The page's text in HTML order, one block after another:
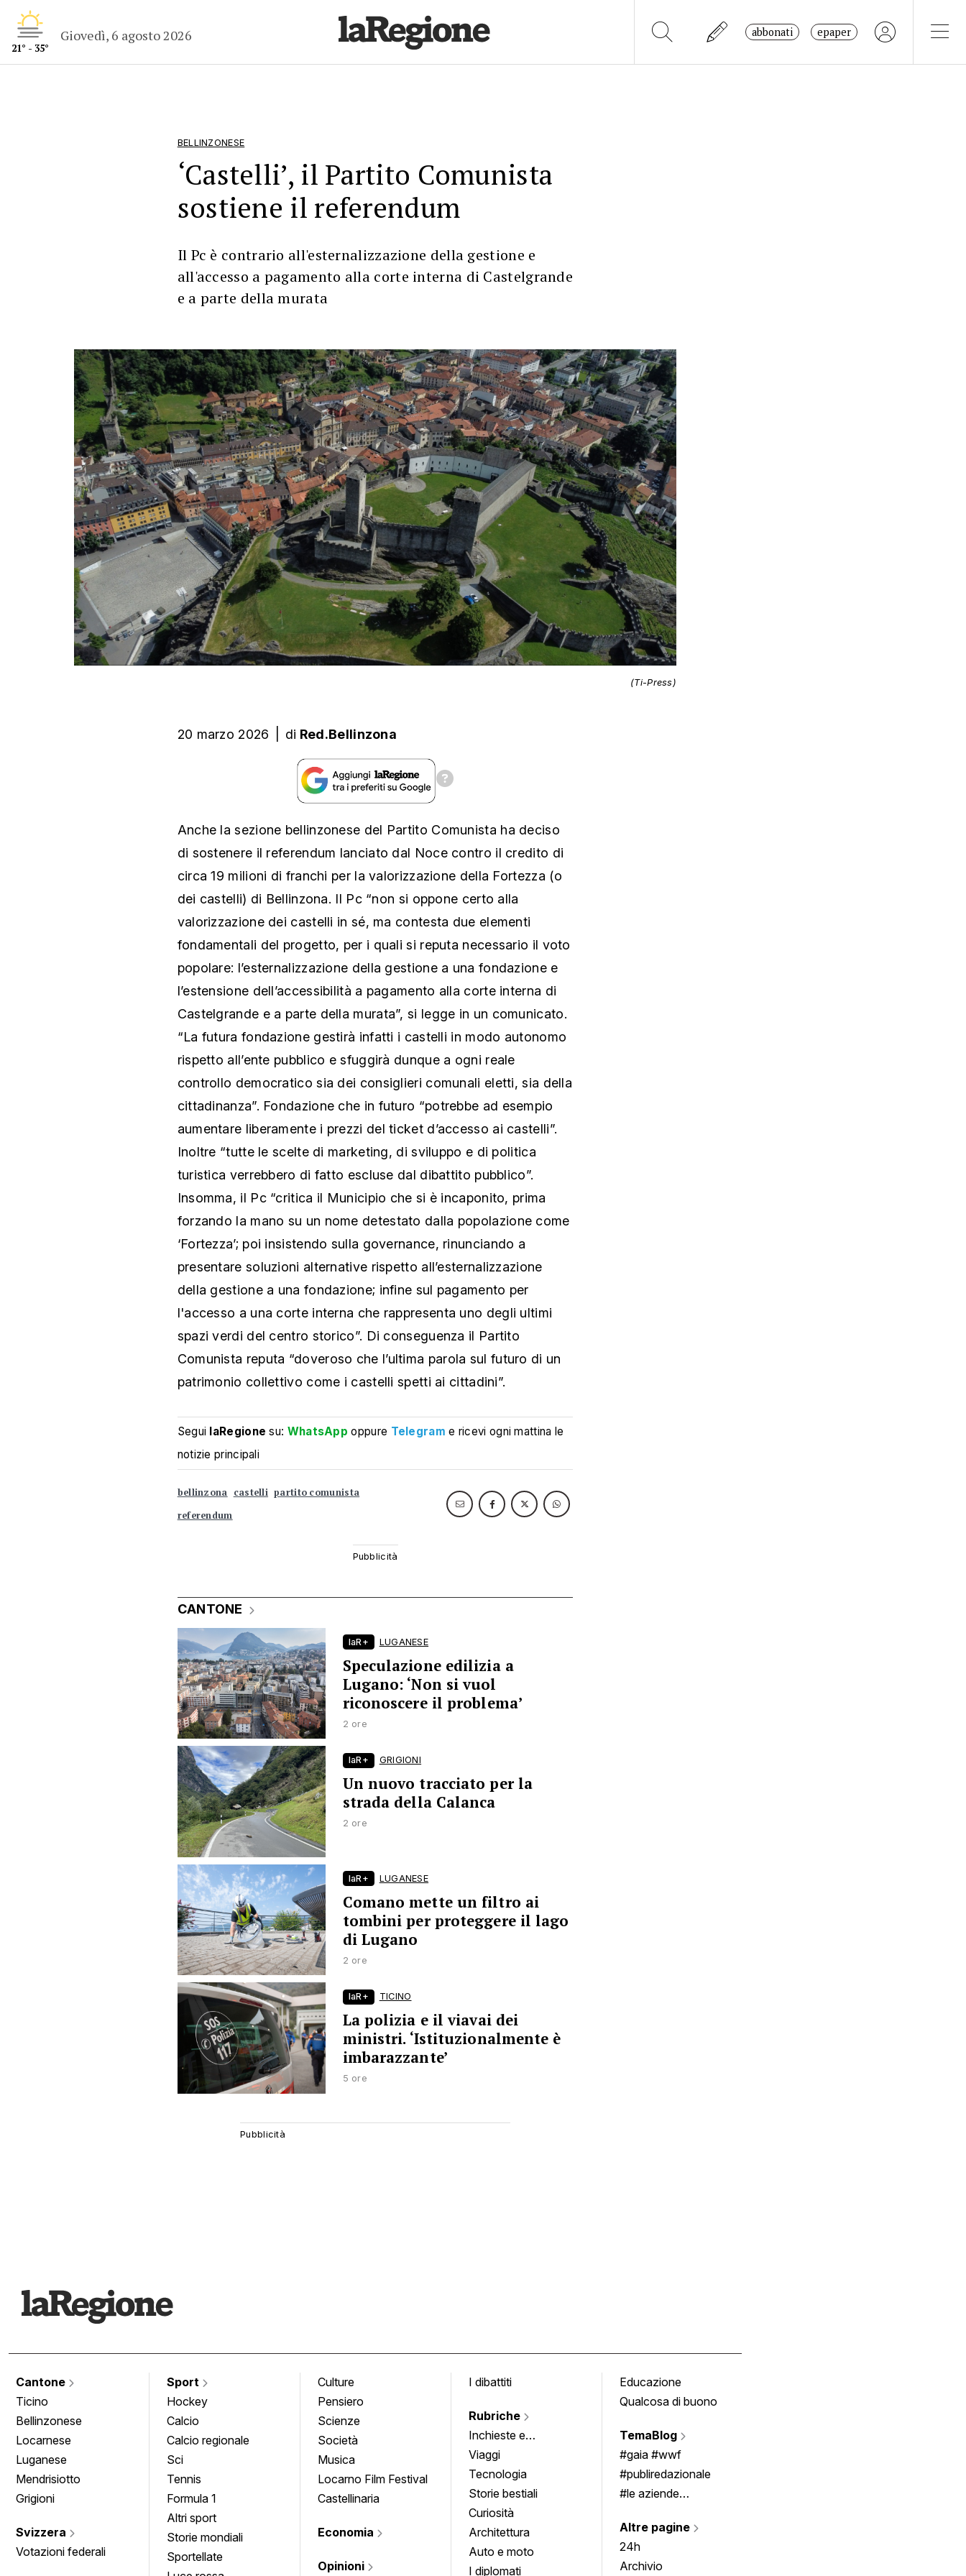
21° - 35°
Giovedì, 6 agosto 2026 abbonati epaper
BELLINZONESE
‘Castelli’, il Partito Comunista
sostiene il referendum
Il Pc è contrario all'esternalizzazione della gestione e
all'accesso a pagamento alla corte interna di Castelgrande
e a parte della murata
(Ti-Press)
20 marzo 2026 di Red.Bellinzona
Anche la sezione bellinzonese del Partito Comunista ha deciso
di sostenere il referendum lanciato dal Noce contro il credito di
circa 19 milioni di franchi per la valorizzazione della Fortezza (o
dei castelli) di Bellinzona. Il Pc “non si oppone certo alla
valorizzazione dei castelli in sé, ma contesta due elementi
fondamentali del progetto, per i quali si reputa necessario il voto
popolare: l’esternalizzazione della gestione a una fondazione e
l’estensione dell’accessibilità a pagamento alla corte interna di
Castelgrande e a parte della murata”, si legge in un comunicato.
“La futura fondazione gestirà infatti i castelli in modo autonomo
rispetto all’ente pubblico e sfuggirà dunque a ogni reale
controllo democratico sia dei consiglieri comunali eletti, sia della
cittadinanza”. Fondazione che in futuro “potrebbe ad esempio
aumentare liberamente i prezzi del ticket d’accesso ai castelli”.
Inoltre “tutte le scelte di marketing, di sviluppo e di politica
turistica verrebbero di fatto escluse dal dibattito pubblico”.
Insomma, il Pc “critica il Municipio che si è incaponito, prima
forzando la mano su un nome detestato dalla popolazione come
‘Fortezza’; poi insistendo sulla governance, rinunciando a
presentare soluzioni alternative rispetto all’esternalizzazione
della gestione a una fondazione; infine sul pagamento per
l'accesso a una corte interna che rappresenta uno degli ultimi
spazi verdi del centro storico”. Di conseguenza il Partito
Comunista reputa “doveroso che l’ultima parola sul futuro di un
patrimonio collettivo come i castelli spetti ai cittadini”.
Segui laRegione su: WhatsApp oppure Telegram e ricevi ogni mattina le
notizie principali
bellinzona castelli partito comunista
referendum
CANTONE
laR+ LUGANESE
Speculazione edilizia a
Lugano: ‘Non si vuol
riconoscere il problema’
2 ore
laR+ GRIGIONI
Un nuovo tracciato per la
strada della Calanca
2 ore
laR+ LUGANESE
Comano mette un filtro ai
tombini per proteggere il lago
di Lugano
2 ore
laR+ TICINO
La polizia e il viavai dei
ministri. ‘Istituzionalmente è
imbarazzante’
5 ore
Cantone
Ticino
Bellinzonese
Locarnese
Luganese
Mendrisiotto
Grigioni
Svizzera
Votazioni federali
Sport
Hockey
Calcio
Calcio regionale
Sci
Tennis
Formula 1
Altri sport
Storie mondiali
Sportellate
Culture
Pensiero
Scienze
Società
Musica
Locarno Film Festival
Castellinaria
Economia
Opinioni
I dibattiti
Rubriche
Inchieste e
approfondimenti
Viaggi
Tecnologia
Storie bestiali
Curiosità
Architettura
Auto e moto
I diplomati
Educazione
Qualcosa di buono
TemaBlog
#gaia #wwf
#publiredazionale
#le aziende
Altre pagine
24h
Archivio